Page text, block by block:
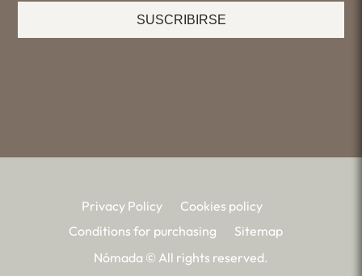
SUSCRIBIRSE
Privacy Policy
Cookies policy
Conditions for purchasing
Sitemap
Nómada © All rights reserved.